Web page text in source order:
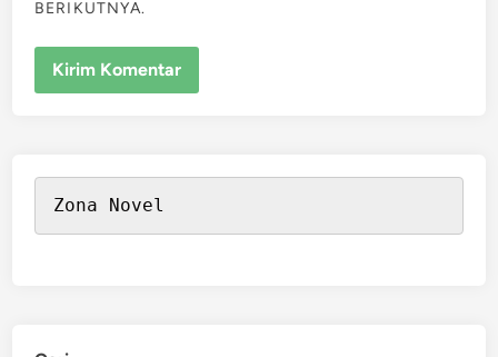
BERIKUTNYA.
Zona Novel